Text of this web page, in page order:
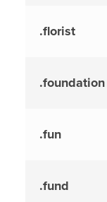
.florist
.foundation
.fun
.fund